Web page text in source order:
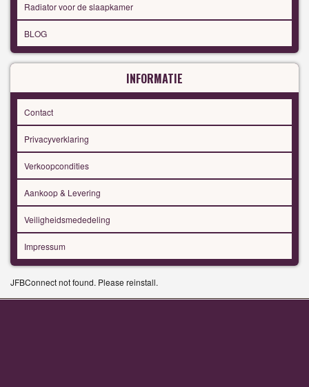
Radiator voor de slaapkamer
BLOG
INFORMATIE
Contact
Privacyverklaring
Verkoopcondities
Aankoop & Levering
Veiligheidsmededeling
Impressum
JFBConnect not found. Please reinstall.